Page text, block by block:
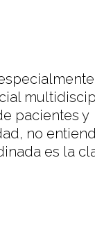
pacientes y
no
es la